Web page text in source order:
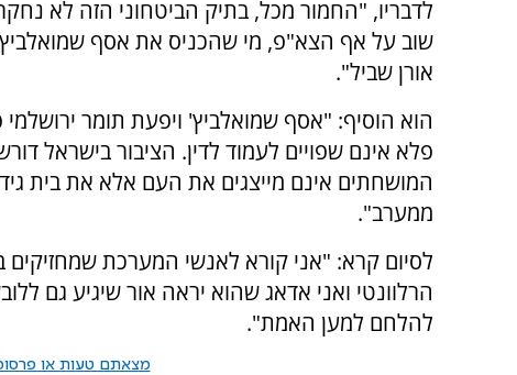
לדבריו, "החמור מכל, בתיק הביטחוני הזה לא
שוב על אף הצא"פ, מי שהכניס את אסף
אורן שביל".
הוא הוסיף: "אסף שמואלביץ' ויפעת תומר
פלא אינם שפויים לעמוד לדין. הציבור בישראל
המושחתים אינם מייצגים את העם אלא את בית
ממערב".
לסיום קרא: "אני קורא לאנשי המערכת
הרלוונטי ואני אדאג שהוא יראה אור שיגיע גם
להלחם למען האמת".
מצאתם טעות או